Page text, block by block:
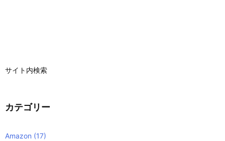
サイト内検索
カテゴリー
Amazon (17)